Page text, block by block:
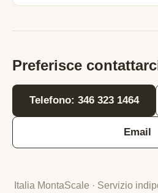
Preferisce
Telefono: 346 323 1464
Email
Italia MontaScale · Servizio